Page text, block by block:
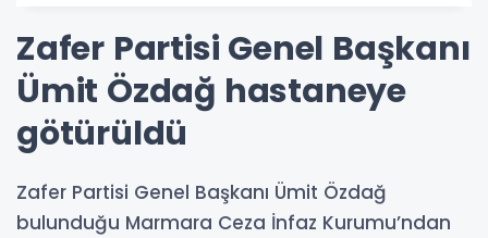
Zafer Partisi Genel Başkanı
Ümit Özdağ hastaneye
götürüldü
Zafer Partisi Genel Başkanı Ümit Özdağ
bulunduğu Marmara Ceza İnfaz Kurumu’ndan